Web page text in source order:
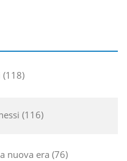
118
116
nuova era 76